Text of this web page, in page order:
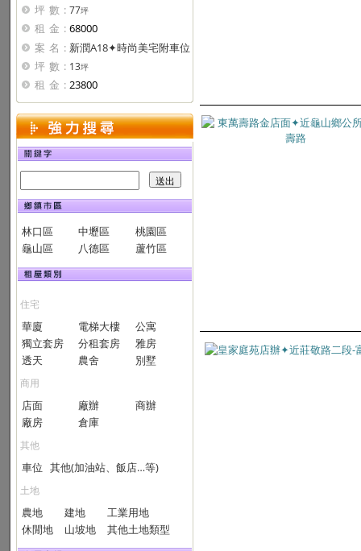
坪數: 77坪
租金: 68000
案名: 新潤A18✦時尚美宅附車位
坪數: 13坪
租金: 23800
林口區 中壢區
桃園區
龜山區
八德區 蘆竹區
住宅
華廈 電梯大樓
公寓
獨立套房
分租套房
雅房
透天
農舍 別墅
商用
店面 廠辦
商辦
廠房
倉庫
其他
車位 其他(加油站、飯店…等)
土地
農地 建地
工業用地
休閒地
山坡地 其他土地類型